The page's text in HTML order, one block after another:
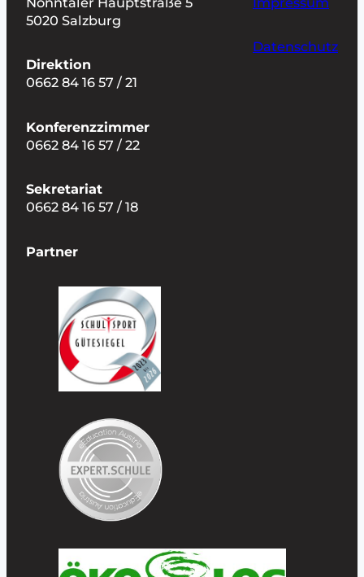
5020 Salzburg
Direktion
0662 84 16 57 / 21
Konferenzzimmer
0662 84 16 57 / 22
Sekretariat
0662 84 16 57 / 18
Datenschutz
Partner